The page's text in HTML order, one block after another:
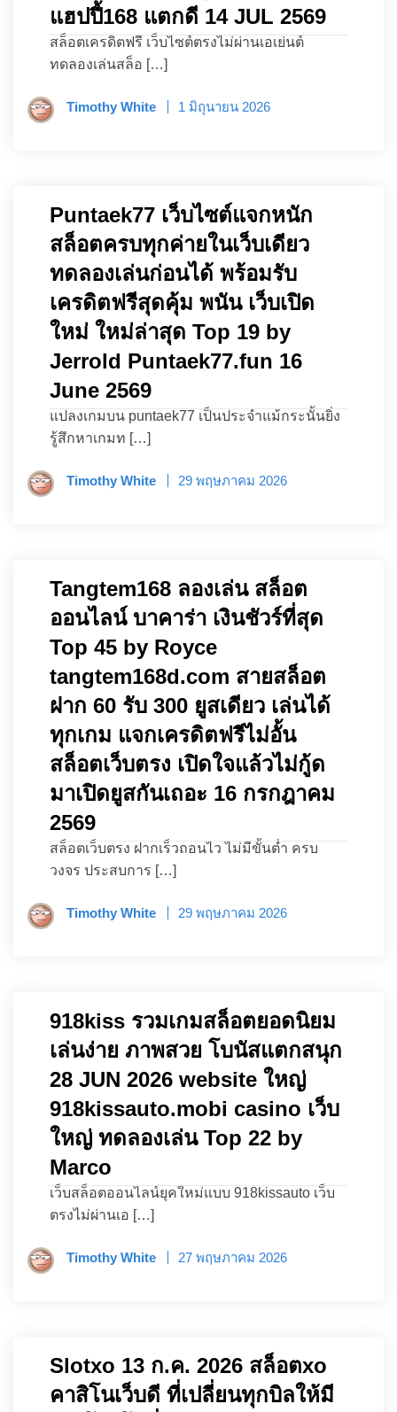
แฮปปี้168 แตกดี 14 JUL 2569
สล็อตเครดิตฟรี เว็บไซต์ตรงไม่ผ่านเอเย่นต์
ทดลองเล่นสล็อ […]
Timothy White 1 มิถุนายน 2026
Puntaek77 เว็บไซต์แจกหนัก
สล็อตครบทุกค่ายในเว็บเดียว
ทดลองเล่นก่อนได้ พร้อมรับ
เครดิตฟรีสุดคุ้ม พนัน เว็บเปิด
ใหม่ ใหม่ล่าสุด Top 19 by
Jerrold Puntaek77.fun 16
June 2569
แปลงเกมบน puntaek77 เป็นประจำแม้กระนั้นยิ่ง
รู้สึกหาเกมท […]
Timothy White 29 พฤษภาคม 2026
Tangtem168 ลองเล่น สล็อต
ออนไลน์ บาคาร่า เงินชัวร์ที่สุด
Top 45 by Royce
tangtem168d.com สายสล็อต
ฝาก 60 รับ 300 ยูสเดียว เล่นได้
ทุกเกม แจกเครดิตฟรีไม่อั้น
สล็อตเว็บตรง เปิดใจแล้วไม่กู้ด
มาเปิดยูสกันเถอะ 16 กรกฎาคม
2569
สล็อตเว็บตรง ฝากเร็วถอนไว ไม่มีขั้นต่ำ ครบ
วงจร ประสบการ […]
Timothy White 29 พฤษภาคม 2026
918kiss รวมเกมสล็อตยอดนิยม
เล่นง่าย ภาพสวย โบนัสแตกสนุก
28 JUN 2026 website ใหญ่
918kissauto.mobi casino เว็บ
ใหญ่ ทดลองเล่น Top 22 by
Marco
เว็บสล็อตออนไลน์ยุคใหม่แบบ 918kissauto เว็บ
ตรงไม่ผ่านเอ […]
Timothy White 27 พฤษภาคม 2026
Slotxo 13 ก.ค. 2026 สล็อตxo
คาสิโนเว็บดี ที่เปลี่ยนทุกบิลให้มี